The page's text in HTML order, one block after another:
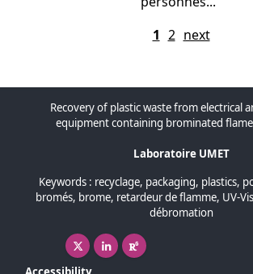
1 2 next
Recovery of plastic waste from electrical
equipment containing brominated
Laboratoire UMET
Keywords : recyclage, packaging, plastics,
bromés, brome, retardeur de flamme, UV-
débromation
X ( New window)
Linkedin ( New window)
Researchgate ( New